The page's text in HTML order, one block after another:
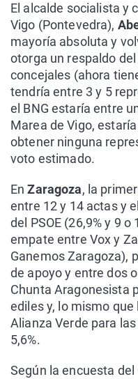
El alcalde socialista y
Vigo (Pontevedra),
mayoría absoluta y
otorga un respaldo del
concejales (ahora
tendría entre 3 y 5
el BNG estaría entre
Marea de Vigo,
obtener ninguna
voto estimado.
EnZaragoza, la
entre 12 y 14 actas y
del PSOE (26,9% y 9
empate entre Vox y
Ganemos Zaragoza),
de apoyo y entre dos
Chunta Aragonesista
ediles y, lo mismo
Alianza Verde para
5,6%.
Según la encuesta del